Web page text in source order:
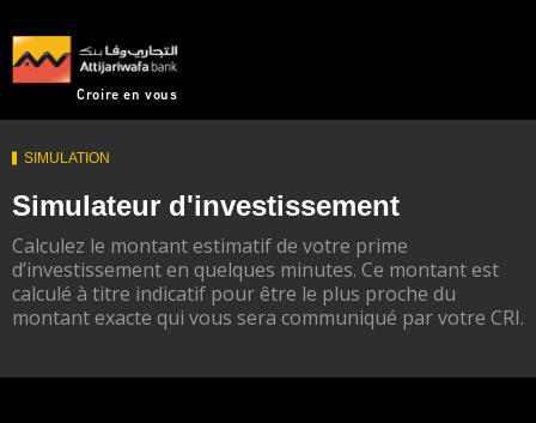
au
contenu
principal Croire en vous
SIMULATION
Simulateur d'investissement
Calculez le montant estimatif de votre prime
d’investissement en quelques minutes. Ce montant est
calculé à titre indicatif pour être le plus proche du
montant exacte qui vous sera communiqué par votre CRI.